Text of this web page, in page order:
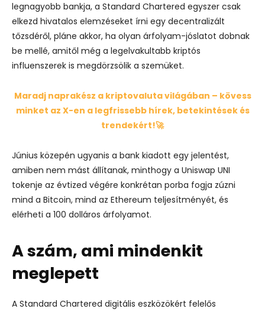
legnagyobb bankja, a Standard Chartered egyszer csak
elkezd hivatalos elemzéseket írni egy decentralizált
tőzsdéről, pláne akkor, ha olyan árfolyam-jóslatot dobnak
be mellé, amitől még a legelvakultabb kriptós
influenszerek is megdörzsölik a szemüket.
Maradj naprakész a kriptovaluta világában – kövess
minket az X-en a legfrissebb hírek, betekintések és
trendekért!🚀
Június közepén ugyanis a bank kiadott egy jelentést,
amiben nem mást állítanak, minthogy a Uniswap UNI
tokenje az évtized végére konkrétan porba fogja zúzni
mind a Bitcoin, mind az Ethereum teljesítményét, és
elérheti a 100 dolláros árfolyamot.
A szám, ami mindenkit
meglepett
A Standard Chartered digitális eszközökért felelős